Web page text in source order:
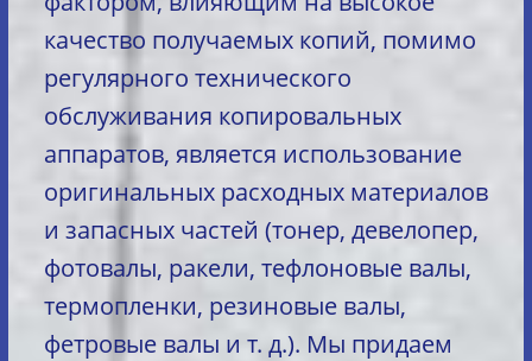
качество получаемых копий, помимо
регулярного технического
обслуживания копировальных
аппаратов, является использование
оригинальных расходных материалов
и запасных частей (тонер, девелопер,
фотовалы, ракели, тефлоновые валы,
термопленки, резиновые валы,
фетровые валы и т. д.). Мы придаем